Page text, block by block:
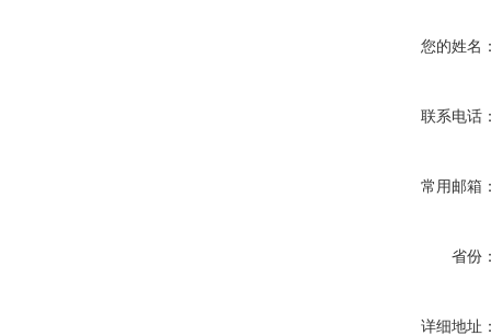
您的姓名
联系电话
常用邮箱
省份
详细地址